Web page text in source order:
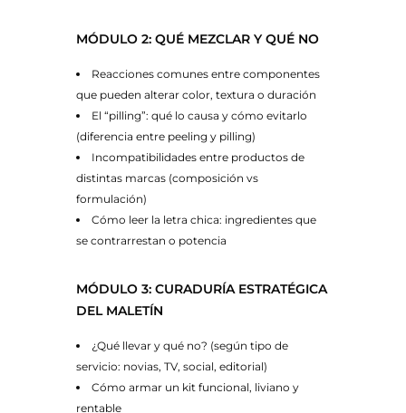
MÓDULO 2: QUÉ MEZCLAR Y QUÉ NO
Reacciones comunes entre componentes
que pueden alterar color, textura o duración
El “pilling”: qué lo causa y cómo evitarlo
(diferencia entre peeling y pilling)
Incompatibilidades entre productos de
distintas marcas (composición vs
formulación)
Cómo leer la letra chica: ingredientes que
se contrarrestan o potencia
MÓDULO 3: CURADURÍA ESTRATÉGICA
DEL MALETÍN
¿Qué llevar y qué no? (según tipo de
servicio: novias, TV, social, editorial)
Cómo armar un kit funcional, liviano y
rentable